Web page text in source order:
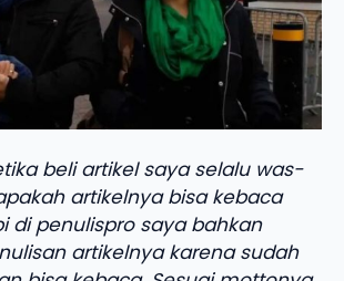
beli artikel saya selalu was-
artikelnya bisa kebaca
di penulispro saya bahkan
artikelnya karena sudah